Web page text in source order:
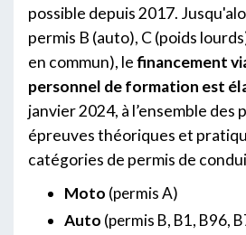
possible depuis 2017.
permis B (auto), C (poids
en commun), lefinancement
personnel de formation est
janvier 2024, à l’ensemble des
épreuves théoriques et
catégories de permis de
Moto (permis A)
Auto (permis B, B1, B96,